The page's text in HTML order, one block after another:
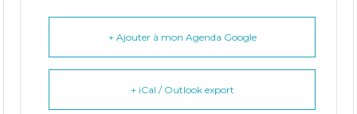
+ Ajouter à mon Agenda Google
+ iCal / Outlook export